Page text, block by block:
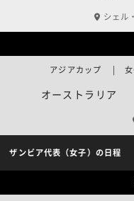
シェル
オーストラリア
アジアカップ | 女
ザンビア代表（女子）の日程